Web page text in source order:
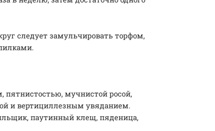
следует замульчировать торфом,
пятнистостью, мучнистой росой,
и вертициллезным увяданием.
паутинный клещ, пяденица,